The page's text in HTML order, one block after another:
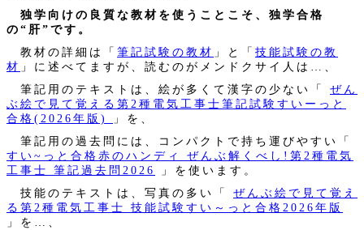
独学向けの良質な教材を使うことこそ、独学合格
の“肝”です。
教材の詳細は「 筆記試験の教材 」と「 技能試験の教
材 」に述べてますが、読むのがメンドクサイ人は…、
筆記用のテキストは、絵が多くて漢字の少ない「
ぜん
ぶ絵で見て覚える第2種電気工事士筆記試験すいーっと
合格(2026年版)
」を、
筆記用の過去問には、コンパクトで持ち運びやすい「
すい~っと合格赤のハンディ ぜんぶ解くべし!第2種電気
工事士 筆記過去問2026
」を使います。
技能のテキストは、写真の多い「
ぜんぶ絵で見て覚え
る第2種電気工事士 技能試験すい～っと合格2026年版
」を…、